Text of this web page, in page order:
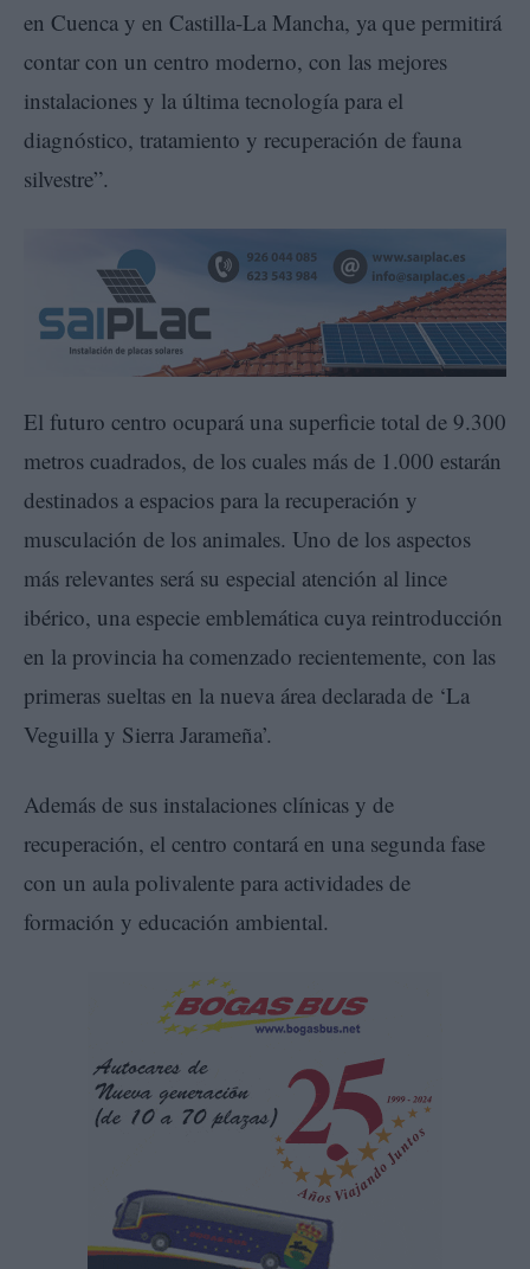
en Cuenca y en Castilla-La Mancha, ya que permitirá
contar con un centro moderno, con las mejores
instalaciones y la última tecnología para el
diagnóstico, tratamiento y recuperación de fauna
silvestre”.
El futuro centro ocupará una superficie total de 9.300
metros cuadrados, de los cuales más de 1.000 estarán
destinados a espacios para la recuperación y
musculación de los animales. Uno de los aspectos
más relevantes será su especial atención al lince
ibérico, una especie emblemática cuya reintroducción
en la provincia ha comenzado recientemente, con las
primeras sueltas en la nueva área declarada de ‘La
Veguilla y Sierra Jarameña’.
Además de sus instalaciones clínicas y de
recuperación, el centro contará en una segunda fase
con un aula polivalente para actividades de
formación y educación ambiental.